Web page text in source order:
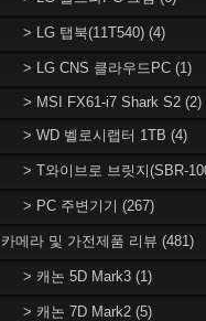
> LG 탭북(11T540) (4)
> LG CNS 클라우드PC (1)
> MSI FX61-i7 Shark S2 (2)
> WD 벨로시랩터 1TB (4)
> T와이브로 브릿지(SBR-
> PC 주변기기 (267)
카메라 및 가전제품 리뷰 (481)
> 캐논 5D Mark3 (1)
> 캐논 7D Mark2 (5)